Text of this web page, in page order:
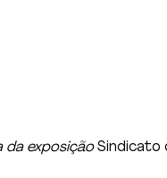
da exposição Sindicato